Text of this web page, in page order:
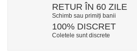
RETUR ÎN 60 ZILE
Schimb sau primiți banii
100% DISCRET
Coletele sunt discrete